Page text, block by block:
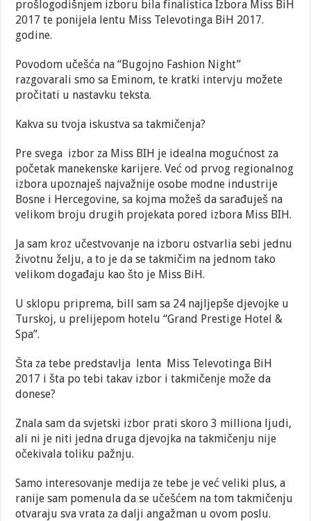
prošlogodišnjem izboru bila finalistica Izbora Miss BiH
2017 te ponijela lentu Miss Televotinga BiH 2017.
godine.
Povodom učešća na “Bugojno Fashion Night”
razgovarali smo sa Eminom, te kratki intervju možete
pročitati u nastavku teksta.
Kakva su tvoja iskustva sa takmičenja?
Pre svega izbor za Miss BIH je idealna mogućnost za
početak manekenske karijere. Već od prvog regionalnog
izbora upoznaješ najvažnije osobe modne industrije
Bosne i Hercegovine, sa kojma možeš da sarađuješ na
velikom broju drugih projekata pored izbora Miss BIH.
Ja sam kroz učestvovanje na izboru ostvarlia sebi jednu
životnu želju, a to je da se takmičim na jednom tako
velikom događaju kao što je Miss BiH.
U sklopu priprema, bill sam sa 24 najljepše djevojke u
Turskoj, u prelijepom hotelu “Grand Prestige Hotel &
Spa”.
Šta za tebe predstavlja lenta Miss Televotinga BiH
2017 i šta po tebi takav izbor i takmičenje može da
donese?
Znala sam da svjetski izbor prati skoro 3 milliona ljudi,
ali ni je niti jedna druga djevojka na takmičenju nije
očekivala toliku pažnju.
Samo interesovanje medija ze tebe je već veliki plus, a
ranije sam pomenula da se učešćem na tom takmičenju
otvaraju sva vrata za dalji angažman u ovom poslu.